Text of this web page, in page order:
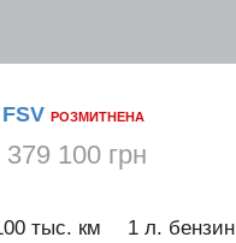
РОЗМИТНЕНА
379 100 грн
тыс. км 1 л. бензин